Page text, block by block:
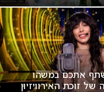
אתכם במשהו
זוכת האירוויזיון